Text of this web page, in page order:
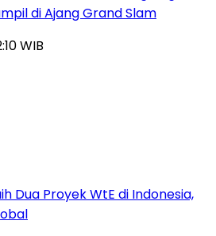
di Ajang Grand Slam
WIB
Dua Proyek WtE di Indonesia,